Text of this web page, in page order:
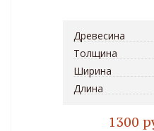
Древесина
Толщина
Ширина
Длина
1300